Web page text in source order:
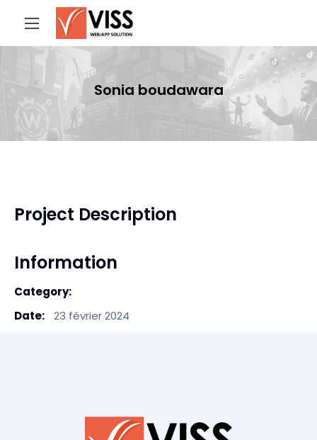
Sonia boudawara
Project Description
Information
Category:
Date:
23 février 2024